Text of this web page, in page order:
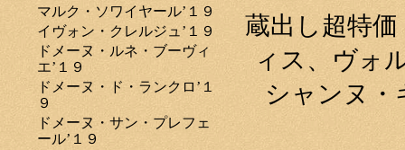
マルク・ソワイヤール’１９
イヴォン・クレルジュ’１９
ドメーヌ・ルネ・ブーヴィ
エ’１９
ドメーヌ・ド・ランクロ’１
９
ドメーヌ・サン・プレフェ
ール’１９
蔵出し超特
ィス、ヴォ
シャンヌ・